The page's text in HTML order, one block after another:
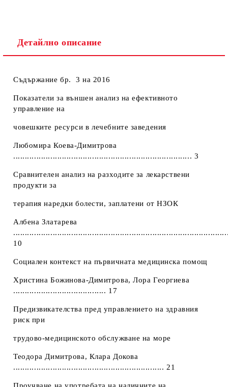
Детайлно описание
Съдържание бр. 3 на 2016
Показатели за външен анализ на ефективното
управление на
човешките ресурси в лечебните заведения
Любомира Коева-Димитрова
............................................................................. 3
Сравнителен анализ на разходите за лекарствени
продукти за
терапия наредки болести, заплатени от НЗОК
Албена Златарева
10
Социален контекст на първичната медицинска помощ
Христина Божинова-Димитрова, Лора Георгиева
........................................ 17
Предизвикателства пред управлението на здравния
риск при
трудово-медицинското обслужване на море
Теодора Димитрова, Клара Докова
................................................................. 21